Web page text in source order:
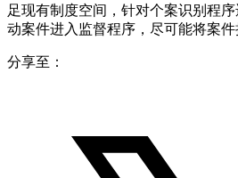
足现有制度空间，针对个案识别程
动案件进入监督程序，尽可能将案件
分享至：